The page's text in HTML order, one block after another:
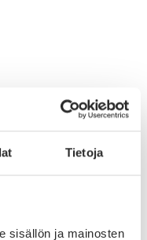
Tietoja
sisällön ja mainosten